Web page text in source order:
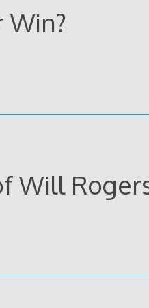
Win?
Will